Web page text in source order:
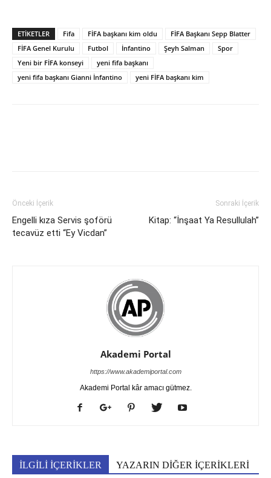
ETİKETLER Fifa FİFA başkanı kim oldu
FİFA Başkanı Sepp Blatter
FİFA Genel Kurulu
Futbol İnfantino Şeyh Salman
Spor
Yeni bir FİFA konseyi
yeni fifa başkanı
yeni fifa başkanı Gianni İnfantino
yeni FİFA başkanı kim
Önceki İçerik
Engelli kıza Servis şoförü
tecavüz etti “Ey Vicdan”
Sonraki İçerik
Kitap: “İnşaat Ya Resullulah”
Akademi Portal
https://www.akademiportal.com
Akademi Portal kâr amacı gütmez.
İLGİLİ İÇERİKLER YAZARIN DİĞER İÇERİKLERİ